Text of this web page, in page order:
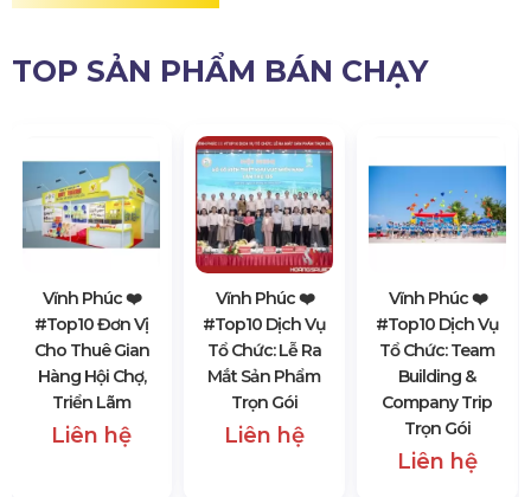
TOP SẢN PHẨM BÁN CHẠY
Vĩnh Phúc ❤️️
#top10 Đơn Vị
Cho Thuê Gian
Hàng Hội Chợ,
Triển Lãm
Liên hệ
Vĩnh Phúc ❤️️
#top10 Dịch Vụ
Tổ Chức: Lễ Ra
Mắt Sản Phẩm
Trọn Gói
Liên hệ
Vĩnh Phúc ❤️️
#top10 Dịch Vụ
Tổ Chức: Team
Building &
Company Trip
Trọn Gói
Liên hệ